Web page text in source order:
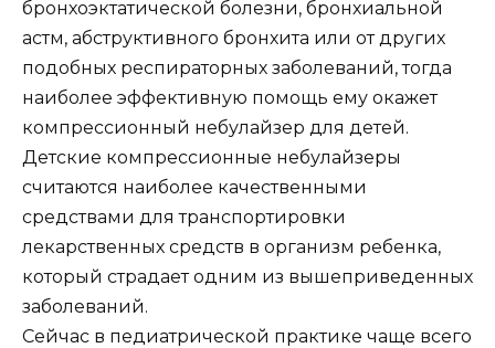
бронхоэктатической болезни, бронхиальной
астм, абструктивного бронхита или от других
подобных респираторных заболеваний, тогда
наиболее эффективную помощь ему окажет
компрессионный небулайзер для детей.
Детские компрессионные небулайзеры
считаются наиболее качественными
средствами для транспортировки
лекарственных средств в организм ребенка,
который страдает одним из вышеприведенных
заболеваний.
Сейчас в педиатрической практике чаще всего